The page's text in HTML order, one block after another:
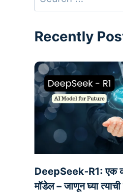
for:
Recently
DeepSeek-R1: एक
मॉडेल – जाणून घ्या